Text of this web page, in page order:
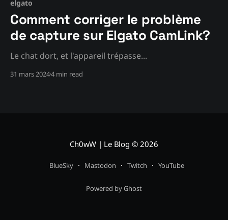
elgato
Comment corriger le problème
de capture sur Elgato CamLink?
Le chat dort, et l'appareil trépasse...
31 mars 20244 min read
Ch0wW | Le Blog © 2026
BlueSky Mastodon Twitch YouTube
Powered by Ghost